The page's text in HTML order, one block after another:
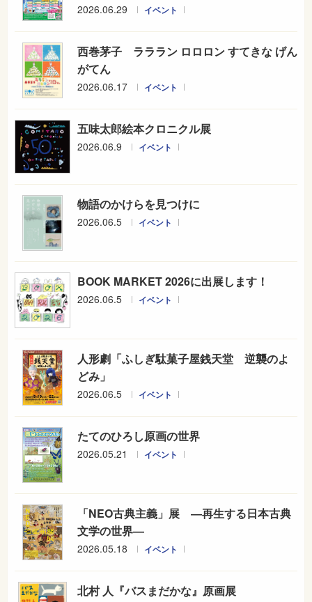
2026.06.29 イベント
西巻茅子 ラララン ロロロン すてきな げん
がてん
2026.06.17 イベント
五味太郎絵本クロニクル展
2026.06.9 イベント
物語のかけらを見つけに
2026.06.5 イベント
BOOK MARKET 2026に出展します！
2026.06.5 イベント
人形劇「ふしぎ駄菓子屋銭天堂 逆襲のよ
どみ」
2026.06.5 イベント
たてのひろし原画の世界
2026.05.21 イベント
「NEO古典主義」展 ―再生する日本古典
文学の世界―
2026.05.18 イベント
北村 人『バスまだかな』原画展